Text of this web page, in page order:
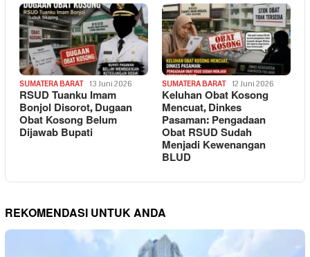
SUMATERA BARAT 13 Juni 2026
RSUD Tuanku Imam
Bonjol Disorot, Dugaan
Obat Kosong Belum
Dijawab Bupati
SUMATERA BARAT 12 Juni 2026
Keluhan Obat Kosong
Mencuat, Dinkes
Pasaman: Pengadaan
Obat RSUD Sudah
Menjadi Kewenangan
BLUD
REKOMENDASI UNTUK ANDA